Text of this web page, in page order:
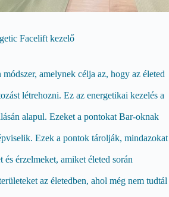
Facelift kezelő
amelynek célja az, hogy az életed
létrehozni. Ez az energetikai kezelés a
alapul. Ezeket a pontokat Bar-oknak
Ezek a pontok tárolják, mindazokat
érzelmeket, amiket életed során
az életedben, ahol még nem tudtál